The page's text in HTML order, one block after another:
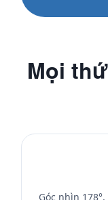
Mọi
Góc nhìn